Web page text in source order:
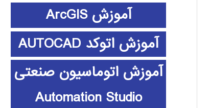
آموزش ArcGIS
آموزش اتوکد AUTOCAD
آموزش اتوماسیون صنعتی
Automation Studio